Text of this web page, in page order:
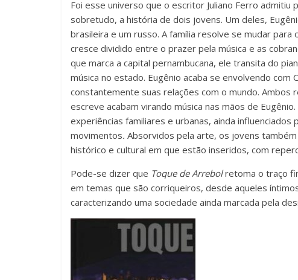
Foi esse universo que o escritor Juliano Ferro admitiu
sobretudo, a história de dois jovens. Um deles,
brasileira e um russo. A família resolve se mudar
cresce dividido entre o prazer pela música e as
que marca a capital pernambucana, ele transita do
música no estado. Eugênio acaba se envolvendo com
constantemente suas relações com o mundo.
escreve acabam virando música nas mãos de
experiências familiares e urbanas, ainda
movimentos. Absorvidos pela arte, os jovens
histórico e cultural em que estão inseridos, com
Pode-se dizer que Toque de Arrebolretoma o traço
em temas que são corriqueiros, desde aqueles
caracterizando uma sociedade ainda marcada pela